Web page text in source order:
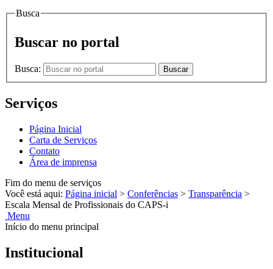
Busca
Buscar no portal
Busca: Buscar
Serviços
Página Inicial
Carta de Serviços
Contato
Área de imprensa
Fim do menu de serviços
Você está aqui: Página inicial > Conferências > Transparência >
Escala Mensal de Profissionais do CAPS-i
Menu
Início do menu principal
Institucional